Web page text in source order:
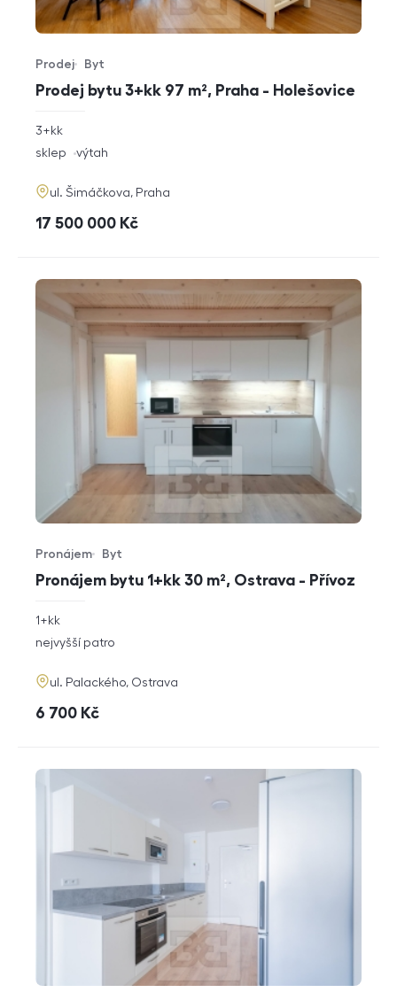
Prodej bytu 3+kk 97 m², Praha - Holešovice
Typ nabídky
Prodej
Typ nemovitosti
Byt
rozměry
dispozice
3+kk
funkce
sklep výtah
adresa
ul. Šimáčkova, Praha
cena
17 500 000 Kč
Pronájem bytu 1+kk 30 m², Ostrava - Přívoz
Typ nabídky
Pronájem
Typ nemovitosti
Byt
rozměry
dispozice
1+kk
funkce
nejvyšší patro
adresa
ul. Palackého, Ostrava
cena
6 700 Kč